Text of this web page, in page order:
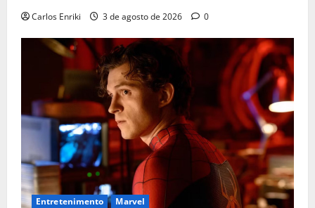
Carlos Enriki 3 de agosto de 2026 0
Entretenimento Marvel